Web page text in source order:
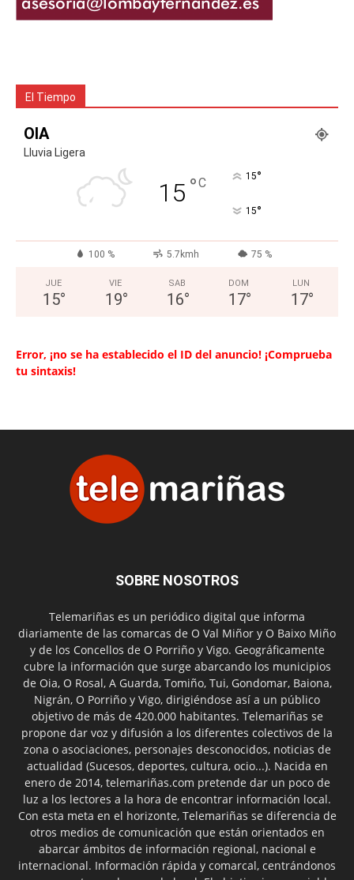
El Tiempo
OIA
Lluvia Ligera
15 °C 15°
15°
100 % 5.7kmh 75 %
JUE
15°
VIE
19°
SAB
16°
DOM
17°
LUN
17°
Error, ¡no se ha establecido el ID del anuncio! ¡Comprueba
tu sintaxis!
SOBRE NOSOTROS
Telemariñas es un periódico digital que informa
diariamente de las comarcas de O Val Miñor y O Baixo Miño
y de los Concellos de O Porriño y Vigo. Geográficamente
cubre la información que surge abarcando los municipios
de Oia, O Rosal, A Guarda, Tomiño, Tui, Gondomar, Baiona,
Nigrán, O Porriño y Vigo, dirigiéndose así a un público
objetivo de más de 420.000 habitantes. Telemariñas se
propone dar voz y difusión a los diferentes colectivos de la
zona o asociaciones, personajes desconocidos, noticias de
actualidad (Sucesos, deportes, cultura, ocio...). Nacida en
enero de 2014, telemariñas.com pretende dar un poco de
luz a los lectores a la hora de encontrar información local.
Con esta meta en el horizonte, Telemariñas se diferencia de
otros medios de comunicación que están orientados en
abarcar ámbitos de información regional, nacional e
internacional. Información rápida y comarcal, centrándonos